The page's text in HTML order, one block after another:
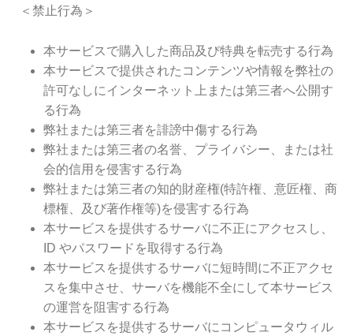
＜禁止行為＞
本サービスで購入した商品及び特典を転売する行為
本サービスで提供されたコンテンツや情報を弊社の
許可なしにインターネット上または第三者へ公開す
る行為
弊社または第三者を誹謗中傷する行為
弊社または第三者の名誉、プライバシー、または社
会的信用を侵害する行為
弊社または第三者の知的財産権(特許権、意匠権、商
標権、及び著作権等)を侵害する行為
本サービスを提供するサーバに不正にアクセスし、
ID やパスワードを取得する行為
本サービスを提供するサーバに短時間に不正アクセ
スを集中させ、サーバを機能不全にして本サービス
の運営を阻害する行為
本サービスを提供するサーバにコンピュータウィル